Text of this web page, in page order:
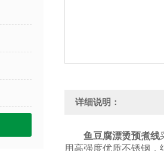
详细说明：
鱼豆腐漂烫预煮线
用高强度优质不锈钢，